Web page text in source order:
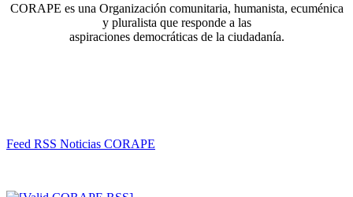
CORAPE es una Organización comunitaria, humanista, ecuménica
y pluralista que responde a las
aspiraciones democráticas de la ciudadanía.
Feed RSS Noticias CORAPE